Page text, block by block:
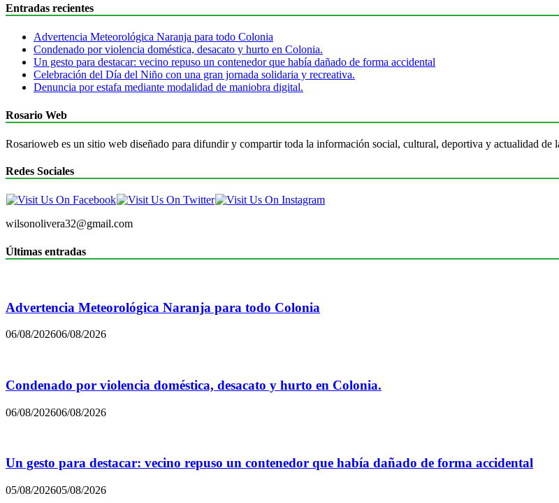
Entradas recientes
Advertencia Meteorológica Naranja para todo Colonia
Condenado por violencia doméstica, desacato y hurto en Colonia.
Un gesto para destacar: vecino repuso un contenedor que había dañado de forma accidental
Celebración del Día del Niño con una gran jornada solidaria y recreativa.
Denuncia por estafa mediante modalidad de maniobra digital.
Rosario Web
Rosarioweb es un sitio web diseñado para difundir y compartir toda la información social, cultural, deportiva y actualidad de
Redes Sociales
wilsonolivera32@gmail.com
Últimas entradas
Advertencia Meteorológica Naranja para todo Colonia
06/08/202606/08/2026
Condenado por violencia doméstica, desacato y hurto en Colonia.
06/08/202606/08/2026
Un gesto para destacar: vecino repuso un contenedor que había dañado de forma accidental
05/08/202605/08/2026